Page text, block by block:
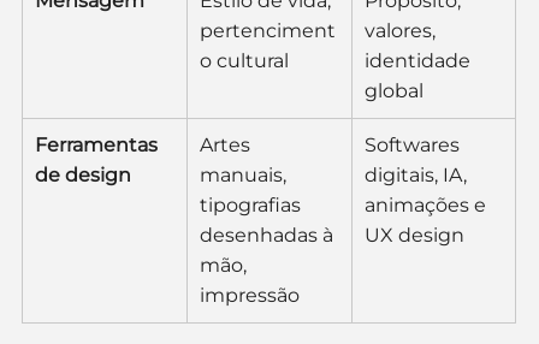
pertenciment
o cultural
valores,
identidade
global
Ferramentas
de design
Artes
manuais,
tipografias
desenhadas à
mão,
impressão
Softwares
digitais, IA,
animações e
UX design